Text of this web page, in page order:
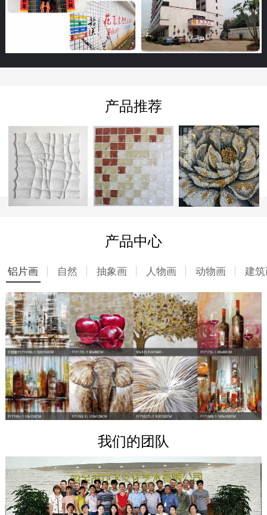
产品推荐
产品中心
铝片画 自然 抽象画 人物画 动物画 建
我们的团队